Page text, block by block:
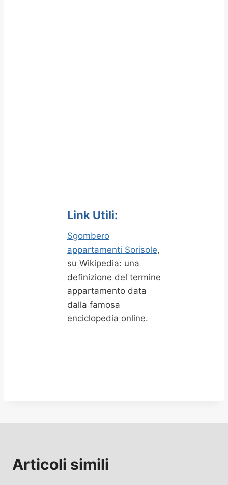
Link Utili:
Sgombero
appartamenti Sorisole,
su Wikipedia: una
definizione del termine
appartamento data
dalla famosa
enciclopedia online.
Articoli simili